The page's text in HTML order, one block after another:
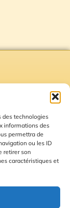
des technologies
informations des
permettra de
ou les ID
retirer son
caractéristiques et
du site